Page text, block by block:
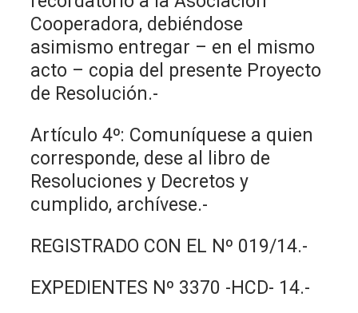
Cooperadora, debiéndose
asimismo entregar – en el mismo
acto – copia del presente Proyecto
de Resolución.-
Artículo 4º: Comuníquese a quien
corresponde, dese al libro de
Resoluciones y Decretos y
cumplido, archívese.-
REGISTRADO CON EL Nº 019/14.-
EXPEDIENTES Nº 3370 -HCD- 14.-